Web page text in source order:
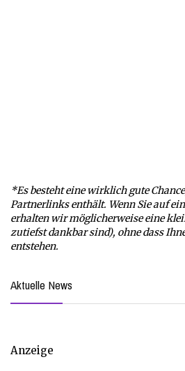
*Es besteht eine wirklich gute
Partnerlinks enthält. Wenn Sie auf
erhalten wir möglicherweise eine
zutiefst dankbar sind), ohne dass
entstehen.
Aktuelle News
Anzeige